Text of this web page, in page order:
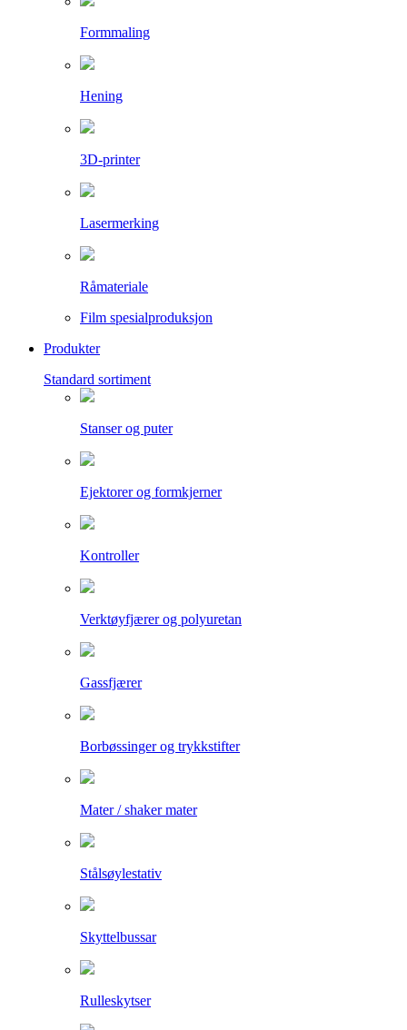
Formmaling
Hening
3D-printer
Lasermerking
Råmateriale
Film spesialproduksjon
Produkter
Standard sortiment
Stanser og puter
Ejektorer og formkjerner
Kontroller
Verktøyfjærer og polyuretan
Gassfjærer
Borbøssinger og trykkstifter
Mater / shaker mater
Stålsøylestativ
Skyttelbussar
Rulleskytser